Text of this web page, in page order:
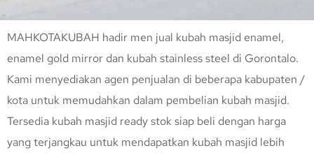
MAHKOTAKUBAH hadir men jual kubah masjid enamel,
enamel gold mirror dan kubah stainless steel di Gorontalo.
Kami menyediakan agen penjualan di beberapa kabupaten /
kota untuk memudahkan dalam pembelian kubah masjid.
Tersedia kubah masjid ready stok siap beli dengan harga
yang terjangkau untuk mendapatkan kubah masjid lebih